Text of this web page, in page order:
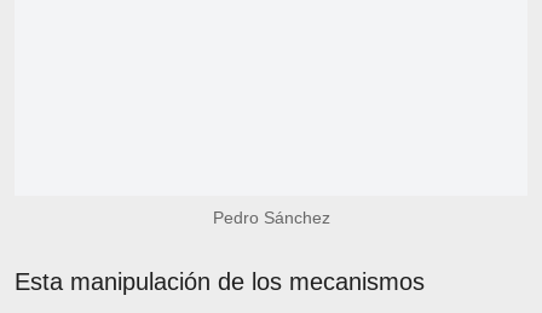
Pedro Sánchez
Esta manipulación de los mecanismos